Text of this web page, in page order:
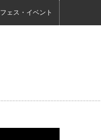
フェス・イベント